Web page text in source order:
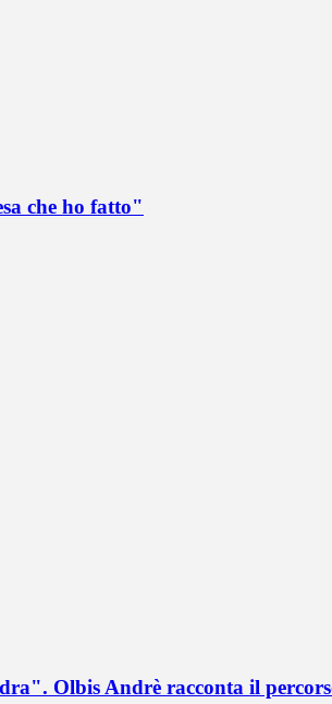
che ho fatto"
Olbis Andrè racconta il